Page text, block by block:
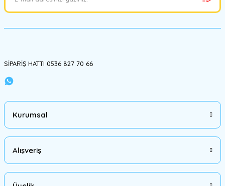
Ürün bilgilerinde hatalar bulunuyor.
SİPARİŞ HATTI 0536 827 70 66
Kurumsal
Alışveriş